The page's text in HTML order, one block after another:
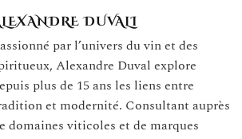
DUVALI
par l’univers du vin et des
Alexandre Duval explore
plus de 15 ans les liens entre
et modernité. Consultant auprès
domaines viticoles et de marques